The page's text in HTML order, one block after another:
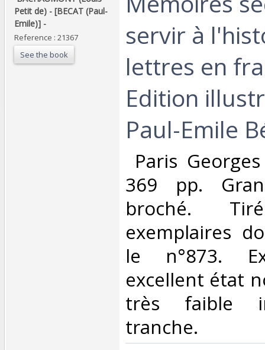
Petit de) - [BECAT (Paul-
Emile)] - ‎
Reference : 21367
See the book
servir à
lettres en
Edition
Paul-Emile
Paris
369 pp.
broché.
exemplaires
le n°873.
excellent état
très faible
tranche. ‎